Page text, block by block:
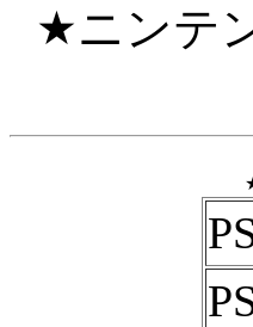
★ニンテ